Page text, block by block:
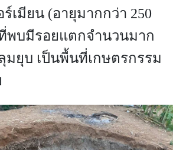
เมียน (อายุมากกว่า 250
พบมีรอยแตกจำนวนมาก
ยุบ เป็นพื้นที่เกษตรกรรม